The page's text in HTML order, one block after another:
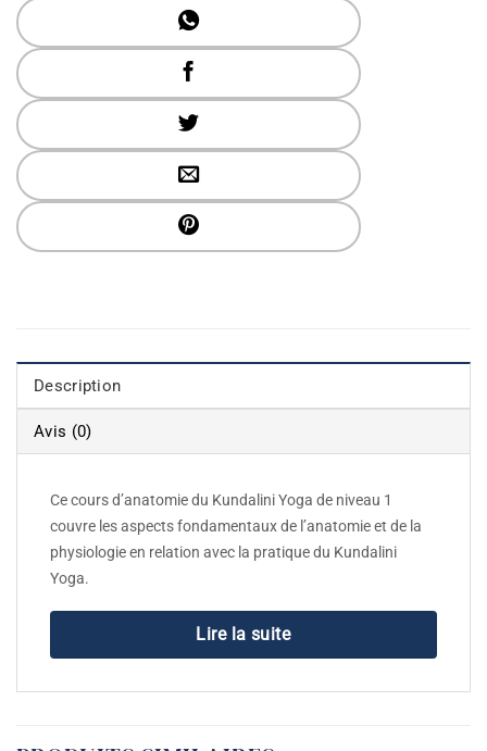
Description
Avis (0)
Ce cours d’anatomie du Kundalini Yoga de niveau 1
couvre les aspects fondamentaux de l’anatomie et de la
physiologie en relation avec la pratique du Kundalini
Yoga.
Lire la suite